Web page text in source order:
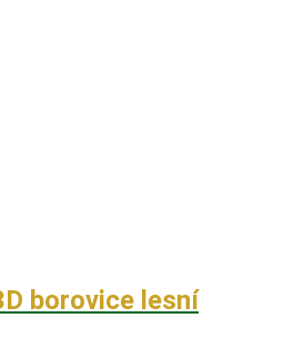
borovice lesní